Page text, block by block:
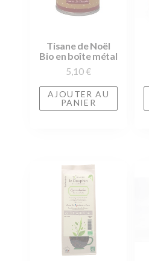
Tisane de Noël
Bio en boîte métal
5,10 €
AJOUTER AU
PANIER